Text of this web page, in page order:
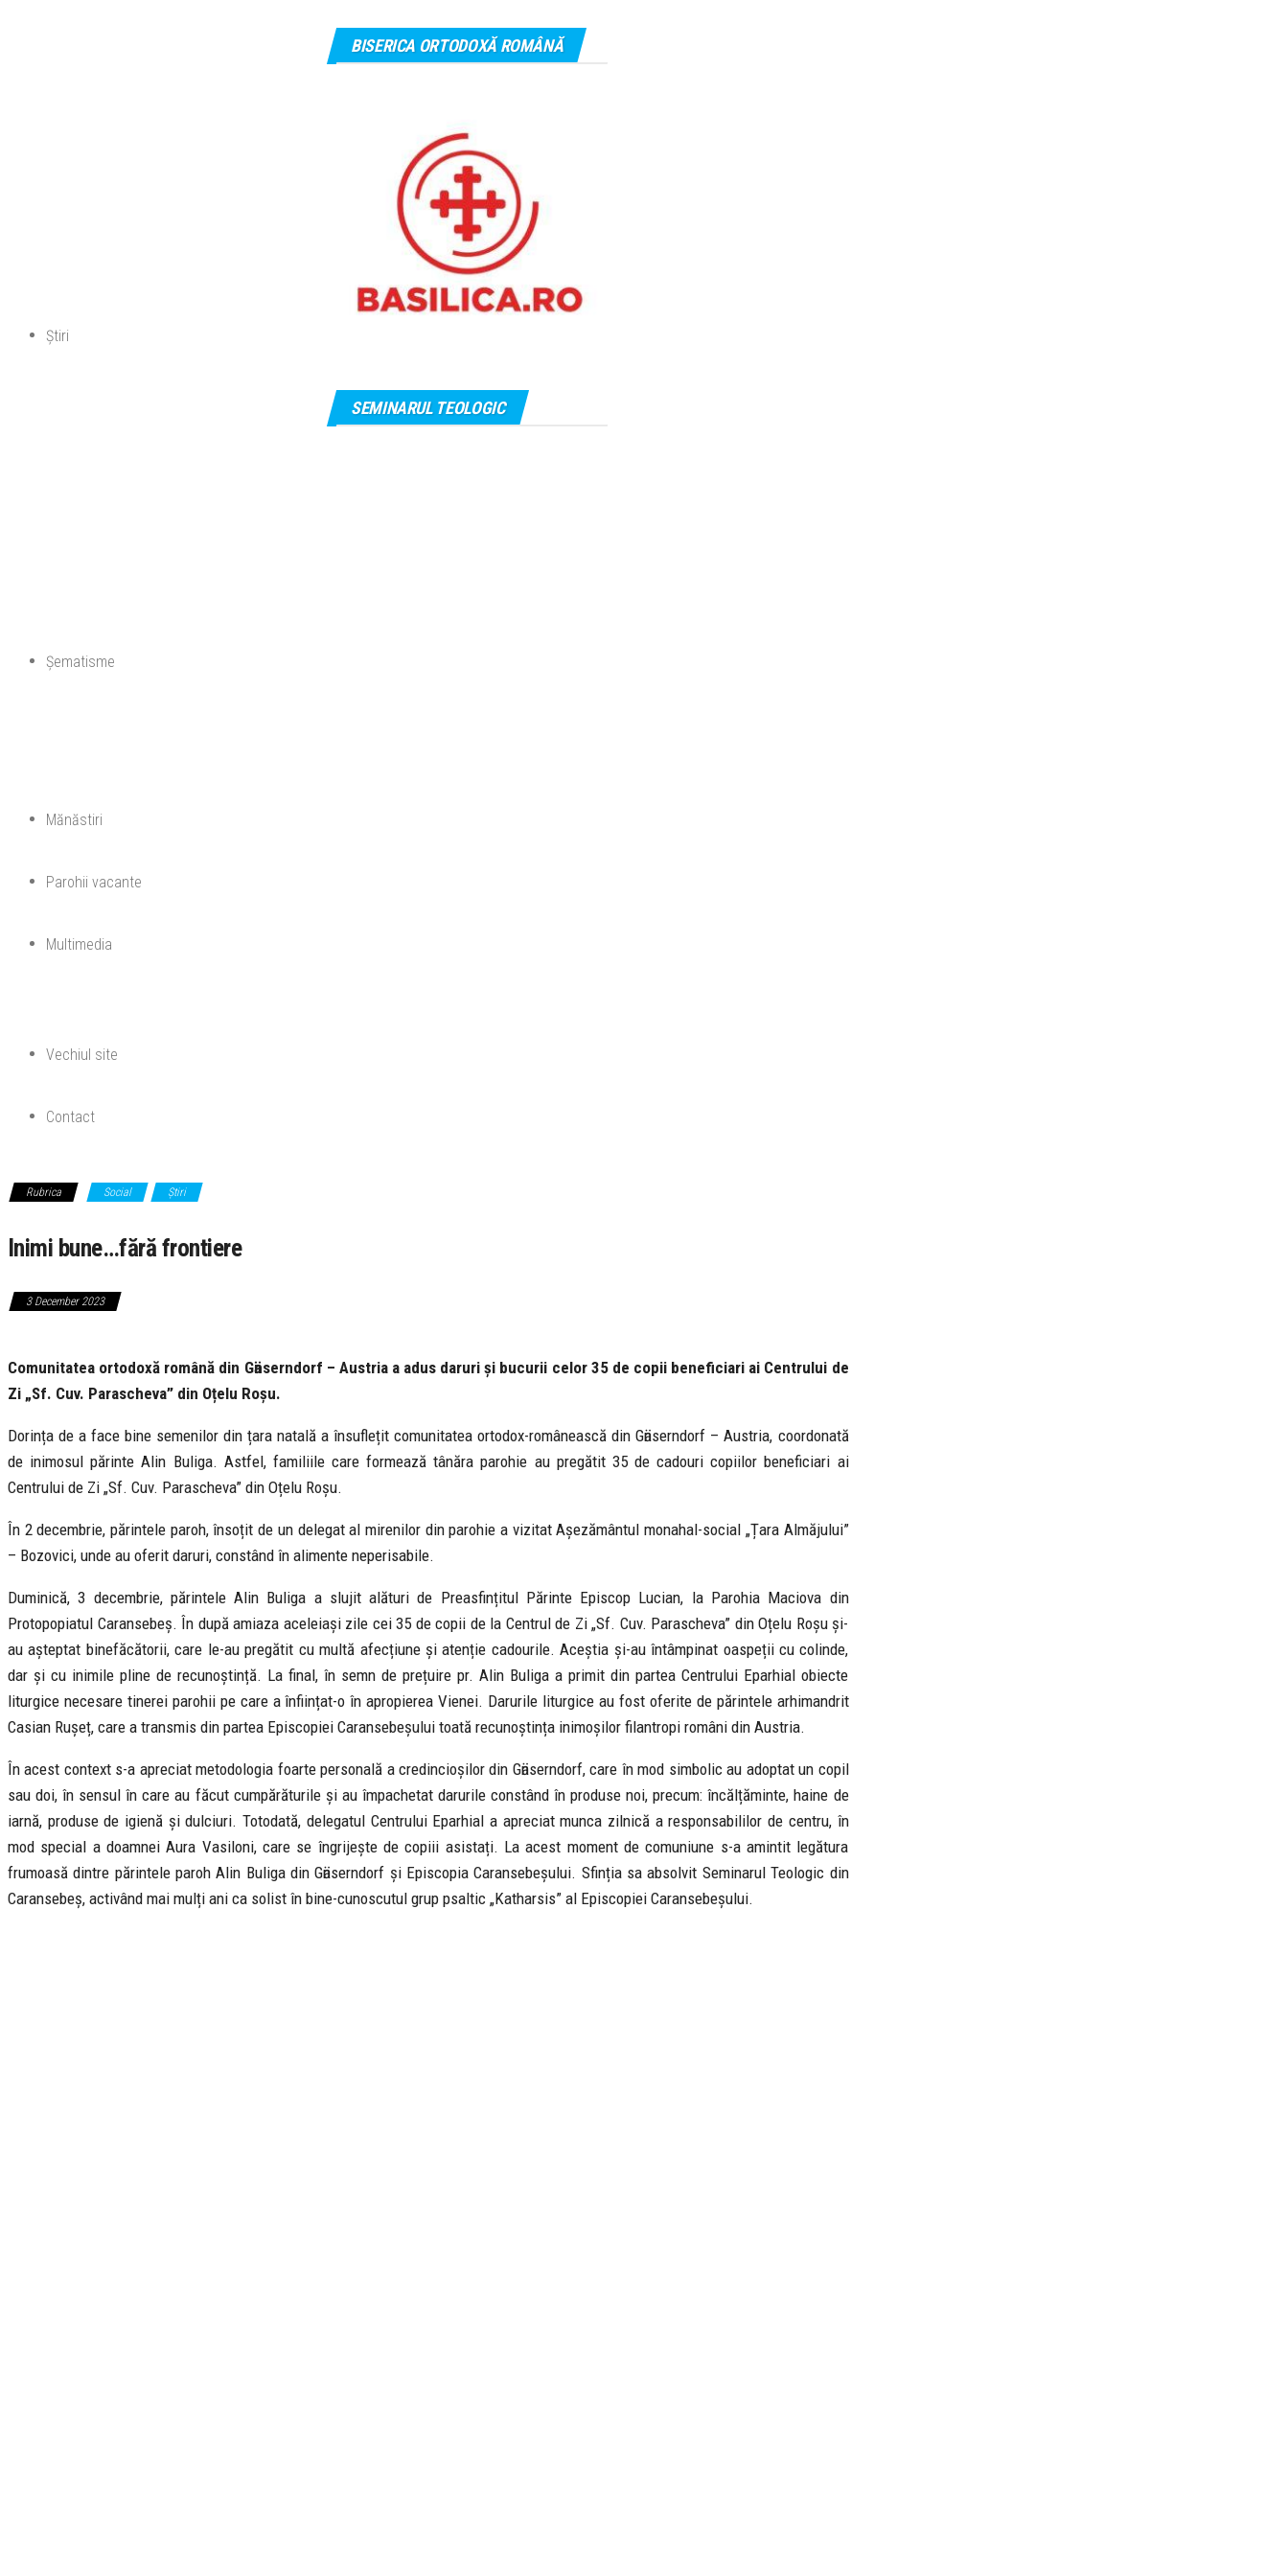
Știri
Șematisme
Mănăstiri
Parohii vacante
Multimedia
Vechiul site
Contact
Rubrica Social Știri
Inimi bune…fără frontiere
3 December 2023
Comunitatea ortodoxă română din Gӓnserndorf – Austria a adus daruri și bucurii celor 35 de copii beneficiari ai Centrului de
Zi „Sf. Cuv. Parascheva” din Oțelu Roșu.
Dorința de a face bine semenilor din țara natală a însuflețit comunitatea ortodox-românească din Gӓnserndorf – Austria, coordonată
de inimosul părinte Alin Buliga. Astfel, familiile care formează tânăra parohie au pregătit 35 de cadouri copiilor beneficiari ai
Centrului de Zi „Sf. Cuv. Parascheva” din Oțelu Roșu.
În 2 decembrie, părintele paroh, însoțit de un delegat al mirenilor din parohie a vizitat Așezământul monahal-social „Țara Almăjului”
– Bozovici, unde au oferit daruri, constând în alimente neperisabile.
Duminică, 3 decembrie, părintele Alin Buliga a slujit alături de Preasfințitul Părinte Episcop Lucian, la Parohia Maciova din
Protopopiatul Caransebeș. În după amiaza aceleiași zile cei 35 de copii de la Centrul de Zi „Sf. Cuv. Parascheva” din Oțelu Roșu și-
au așteptat binefăcătorii, care le-au pregătit cu multă afecțiune și atenție cadourile. Aceștia și-au întâmpinat oaspeții cu colinde,
dar și cu inimile pline de recunoștință. La final, în semn de prețuire pr. Alin Buliga a primit din partea Centrului Eparhial obiecte
liturgice necesare tinerei parohii pe care a înființat-o în apropierea Vienei. Darurile liturgice au fost oferite de părintele arhimandrit
Casian Rușeț, care a transmis din partea Episcopiei Caransebeșului toată recunoștința inimoșilor filantropi români din Austria.
În acest context s-a apreciat metodologia foarte personală a credincioșilor din Gӓnserndorf, care în mod simbolic au adoptat un copil
sau doi, în sensul în care au făcut cumpărăturile și au împachetat darurile constând în produse noi, precum: încălțăminte, haine de
iarnă, produse de igienă și dulciuri. Totodată, delegatul Centrului Eparhial a apreciat munca zilnică a responsabililor de centru, în
mod special a doamnei Aura Vasiloni, care se îngrijește de copiii asistați. La acest moment de comuniune s-a amintit legătura
frumoasă dintre părintele paroh Alin Buliga din Gӓnserndorf și Episcopia Caransebeșului. Sfinția sa absolvit Seminarul Teologic din
Caransebeș, activând mai mulți ani ca solist în bine-cunoscutul grup psaltic „Katharsis” al Episcopiei Caransebeșului.
BISERICA ORTODOXĂ ROMÂNĂ
SEMINARUL TEOLOGIC